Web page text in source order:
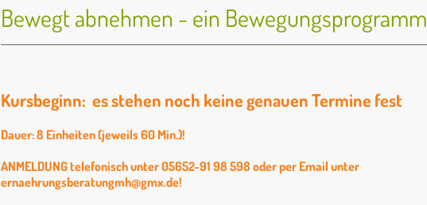
Bewegt abnehmen - ein Bewegungsprogramm
Kursbeginn: es stehen noch keine genauen Termine fest
Dauer: 8 Einheiten (jeweils 60 Min.)!
ANMELDUNG telefonisch unter 05652-91 98 598 oder per Email unter
ernaehrungsberatungmh@gmx.de!